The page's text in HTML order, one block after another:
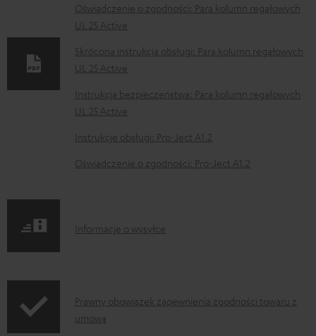
k
u
m
e
n
t
y
d
b
n
i
Oświadczenie o zgodności: Para kolumn regałowych
UL 25 Active
Skrócona instrukcja obsługi: Para kolumn regałowych
UL 25 Active
Instrukcja bezpieczeństwa: Para kolumn regałowych
UL 25 Active
Instrukcje obsługi: Pro-Ject A1.2
Oświadczenie o zgodności: Pro-Ject A1.2
I
o
r
Informacje o wysyłce
I
n
Prawny obowiązek zapewnienia zgodności towaru z
umową